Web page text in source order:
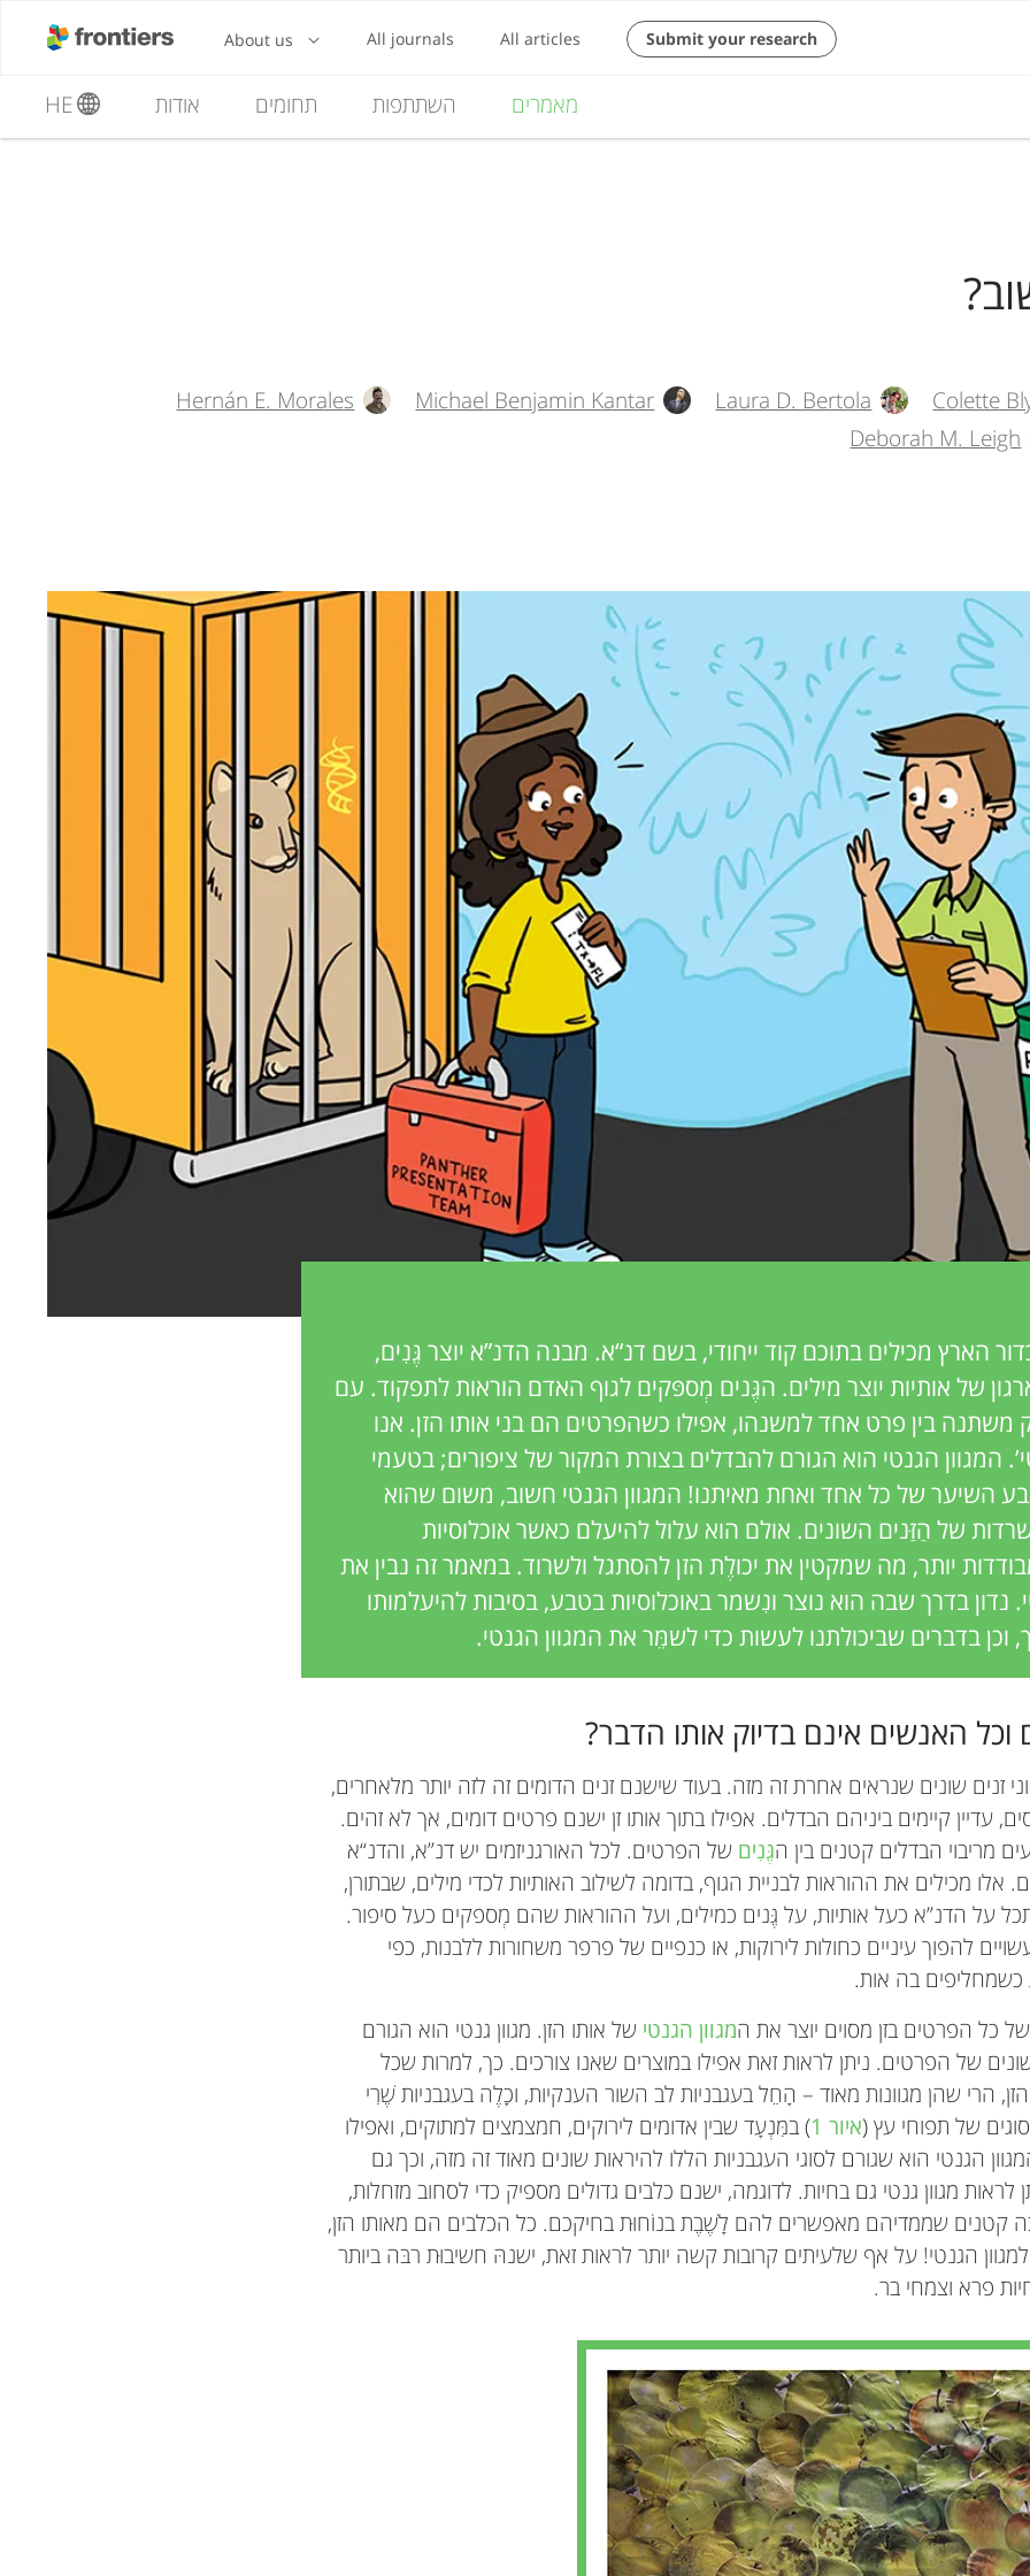
M
a
v
t
i
o
n
מאמרים השתתפות תחומים אודות HE
Melissa Minter
Erica S. Nielsen
Colette
Colette Blyth
Laura D. Bertola
Laura D. Bertola
Michael Benjamin Kantar
Michael Benjamin Kantar
Michael Benjamin Kantar הוא עוזר פרופסור באוניברסיטת הוואי
Hernán E. Morales
Hernán E. Morales
Chloé Orland
Gernot Segelbacher
Deborah M. Leigh
Deborah M. Leigh
הארץ מכילים בתוכם קוד ייחודי, בשם דנ“א. מבנה הדנ”א יוצר גֶּנִים,
של אותיות יוצר מילים. הגֶּנים מְספּקים לגוף האדם הוראות לתפקוד. עם
משתנה בין פרט אחד למשנהו, אפילו כשהפרטים הם בני אותו הזן. אנו
המגוון הגנטי הוא הגורם להבדלים בצורת המקור של ציפורים; בטעמי
השיער של כל אחד ואחת מאיתנו! המגוון הגנטי חשוב, משום שהוא
של הַזַּנים השונים. אולם הוא עלול להיעלם כאשר אוכלוסיות
יותר, מה שמקטין את יכולֶת הזן להסתגל ולשרוד. במאמר זה נבין את
נדון בדרך שבה הוא נוצר ונִשמר באוכלוסיות בטבע, בסיבות להיעלמותו
וכן בדברים שביכולתנו לעשות כדי לשמֵּר את המגוון הגנטי.
האנשים אינם בדיוק אותו הדבר?
זנים שונים שנראים אחרת זה מזה. בעוד שישנם זנים הדומים זה לזה יותר מלאחרים,
עדיין קיימים ביניהם הבדלים. אפילו בתוך אותו זן ישנם פרטים דומים, אך לא זהים.
מריבוי הבדלים קטנים בין הגֶּנִים של הפרטים. לכל האורגניזמים יש דנ”א, והדנ“א
אלו מכילים את ההוראות לבניית הגוף, בדומה לשילוב האותיות לכדי מילים, שבתורן,
על הדנ”א כעל אותיות, על גֶּנים כמילים, ועל ההוראות שהם מְספקים כעל סיפור.
להפוך עיניים כחולות לירוקות, או כנפיים של פרפר משחורות ללבנות, כפי
בה אות.
כל הפרטים בזן מסוים יוצר את המגוון הגנטי של אותו הזן. מגוון גנטי הוא הגורם
של הפרטים. ניתן לראות זאת אפילו במוצרים שאנו צורכים. כך, למרות שכל
הזן, הרי שהן מגוונות מאוד – הָחֵל בעגבניות לב השור הענקיות, וכָלֶה בעגבניות שֶׁרִי
של תפוחי עץ (איור 1 ) במִּנְעָד שבין אדומים לירוקים, חמצמצים למתוקים, ואפילו
הגנטי הוא שגורם לסוגי העגבניות הללו להיראות שונים מאוד זה מזה, וכך גם
לראות מגוון גנטי גם בחיות. לדוגמה, ישנם כלבים גדולים מספיק כדי לסחוב מזחלות,
קטנים שממדיהם מאפשרים להם לָשֶׁבֶת בנוֹחוּת בחיקכם. כל הכלבים הם מאותו הזן,
הגנטי! על אף שלעיתים קרובות קשה יותר לראות זאת, ישנהּ חשיבוּת רבּה ביותר
פרא וצמחי בר.